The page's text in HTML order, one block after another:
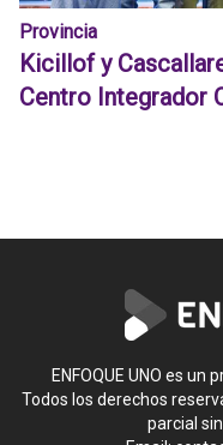
Provincia
Kicillof y
Centro Integrador
ENFOQUE UNO es un
Todos los derechos
parcial